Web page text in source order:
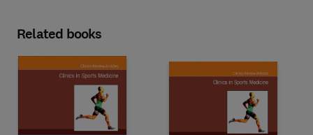
Related books